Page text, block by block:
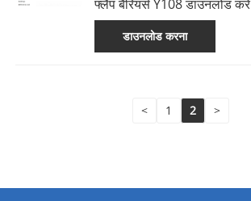
फ्लैप बैरियर्स Y108 डाउनलोड करें
डाउनलोड करना
< 1 2 >